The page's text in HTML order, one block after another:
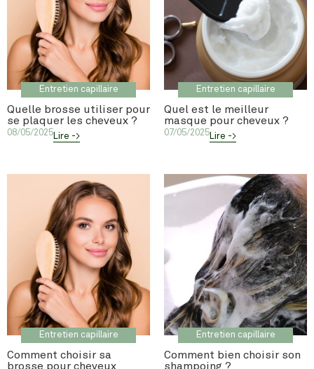
Entretien capillaire
Quelle brosse utiliser pour
se plaquer les cheveux ?
08/05/2025Lire ->
Entretien capillaire
Quel est le meilleur
masque pour cheveux ?
07/05/2025Lire ->
Entretien capillaire
Comment choisir sa
brosse pour cheveux
Entretien capillaire
Comment bien choisir son
shampoing ?